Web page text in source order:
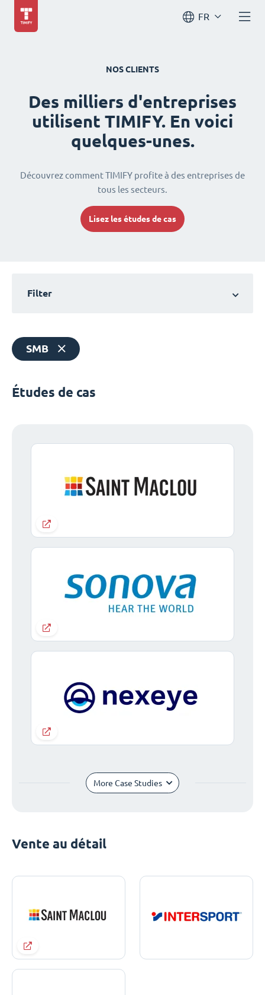
FR
NOS CLIENTS
Des milliers d'entreprises
utilisent TIMIFY. En voici
quelques-unes.
Découvrez comment TIMIFY profite à des entreprises de
tous les secteurs.
Lisez les études de cas
Filter
SMB
Études de cas
More Case Studies
Vente au détail